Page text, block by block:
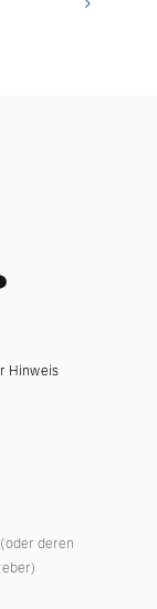
Hinweis
deren